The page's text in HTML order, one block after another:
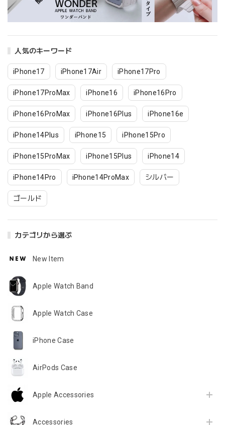
人気のキーワード
iPhone17 iPhone17Air iPhone17Pro
iPhone17ProMax iPhone16 iPhone16Pro
iPhone16ProMax iPhone16Plus iPhone16e
iPhone14Plus iPhone15 iPhone15Pro
iPhone15ProMax iPhone15Plus iPhone14
iPhone14Pro iPhone14ProMax シルバー
ゴールド
カテゴリから選ぶ
New Item
Apple Watch Band
Apple Watch Case
iPhone Case
AirPods Case
Apple Accessories
Accessories